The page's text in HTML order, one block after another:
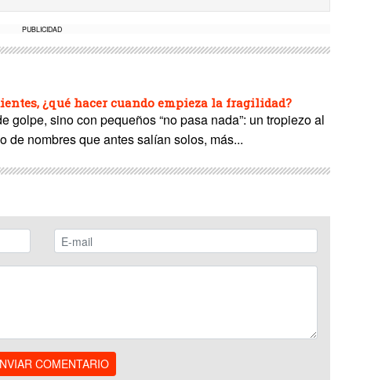
PUBLICIDAD
¿qué hacer cuando empieza la fragilidad?
golpe, sino con pequeños “no pasa nada”: un tropiezo al
de nombres que antes salían solos, más...
COMENTARIO